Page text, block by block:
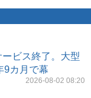
ービス終了。大型
9カ月で幕
2026-08-02 08:20